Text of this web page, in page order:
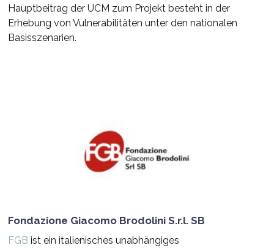
Hauptbeitrag der UCM zum Projekt besteht in der
Erhebung von Vulnerabilitäten unter den nationalen
Basisszenarien.
Fondazione Giacomo Brodolini S.r.l. SB
FGB ist ein italienisches unabhängiges